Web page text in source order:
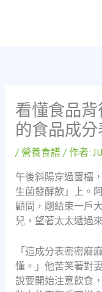
看懂食品
的食品成
/ 營養食譜/ 作者:
午後斜陽穿過窗櫺
生菌發酵飲」上。
顧問，剛結束一戶
兒，望著太太遞過
「這成分表密密麻
懂。」他苦笑著對
說要開始注意飲食